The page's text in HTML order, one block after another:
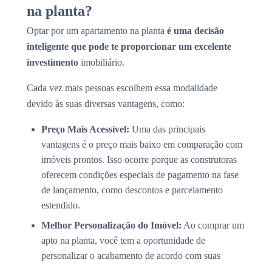
na planta?
Optar por um apartamento na planta é uma decisão
inteligente que pode te proporcionar um excelente
investimento imobiliário.
Cada vez mais pessoas escolhem essa modalidade
devido às suas diversas vantagens, como:
Preço Mais Acessível: Uma das principais
vantagens é o preço mais baixo em comparação com
imóveis prontos. Isso ocorre porque as construtoras
oferecem condições especiais de pagamento na fase
de lançamento, como descontos e parcelamento
estendido.
Melhor Personalização do Imóvel: Ao comprar um
apto na planta, você tem a oportunidade de
personalizar o acabamento de acordo com suas